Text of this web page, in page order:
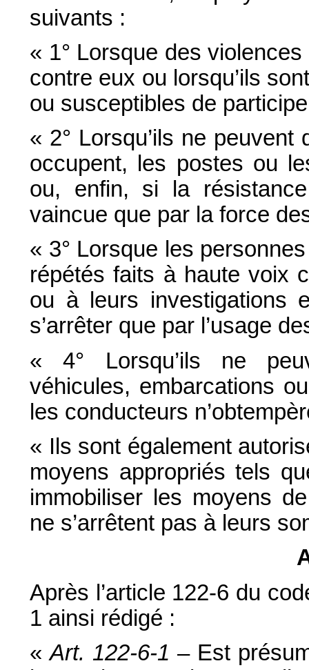
suivants :
« 1° Lorsque des
contre eux ou lorsqu’ils
ou susceptibles de
« 2° Lorsqu’ils ne peuvent
occupent, les postes ou
ou, enfin, si la
vaincue que par la force
« 3° Lorsque les
répétés faits à haute voix
ou à leurs investigations
s’arrêter que par l’usage
« 4° Lorsqu’ils ne
véhicules, embarcations
les conducteurs
« Ils sont également
moyens appropriés tels
immobiliser les moyens
ne s’arrêtent pas à leurs
Après l’article 122-6 du
1 ainsi rédigé :
«Art. 122-6-1 – Est